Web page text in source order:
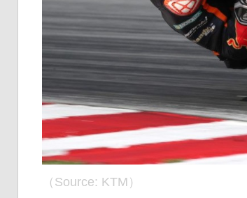
（Source: KTM）